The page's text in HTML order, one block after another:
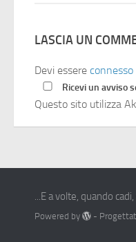
LASCIA UN
Devi essere connesso
Ricevi un avviso
Questo sito utilizza
...E a volte, quando
Powered by -